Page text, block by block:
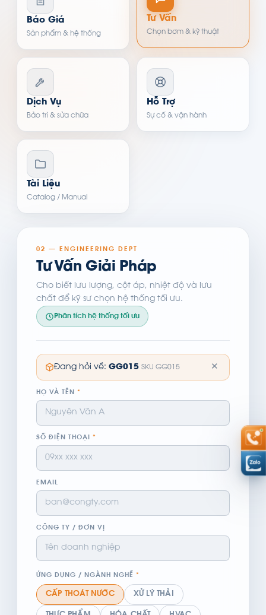
Báo Giá
Sản phẩm & hệ thống
Tư Vấn
Chọn bơm & kỹ thuật
Dịch Vụ
Bảo trì & sửa chữa
Hỗ Trợ
Sự cố & vận hành
Tài Liệu
Catalog / Manual
02 — ENGINEERING DEPT
Tư Vấn Giải Pháp
Cho biết lưu lượng, cột áp, nhiệt độ và lưu
chất để kỹ sư chọn hệ thống tối ưu.
Phân tích hệ thống tối ưu
Đang hỏi về: GG015 SKU GG015 ✕
HỌ VÀ TÊN *
SỐ ĐIỆN THOẠI *
EMAIL
CÔNG TY / ĐƠN VỊ
ỨNG DỤNG / NGÀNH NGHỀ *
CẤP THOÁT NƯỚC XỬ LÝ THẢI